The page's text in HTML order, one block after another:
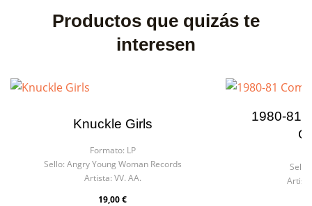
Productos que quizás te
interesen
Knuckle Girls
Formato: LP
Sello: Angry Young Woman Records
Artista: VV. AA.
19,00 €
1980-81
Sello: